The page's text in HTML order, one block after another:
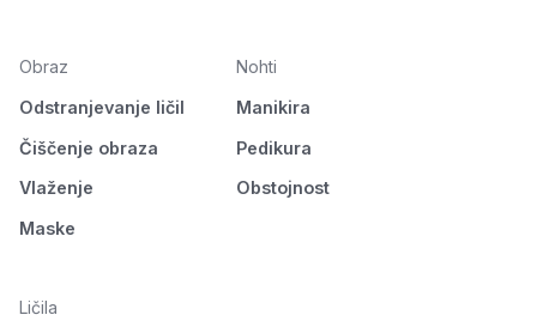
Obraz
Odstranjevanje ličil
Čiščenje obraza
Vlaženje
Maske
Nohti
Manikira
Pedikura
Obstojnost
Ličila